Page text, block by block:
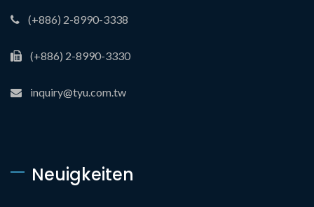
(+886) 2-8990-3338
(+886) 2-8990-3330
inquiry@tyu.com.tw
Neuigkeiten